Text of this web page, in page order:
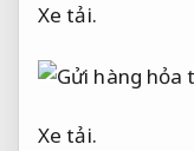
Xe tải.
Xe tải.